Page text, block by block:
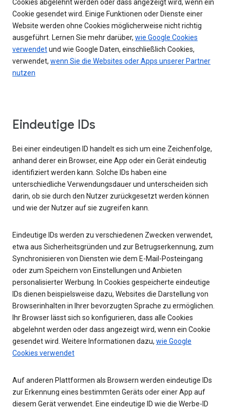
Cookies abgelehnt werden oder dass angezeigt wird, wenn ein
Cookie gesendet wird. Einige Funktionen oder Dienste einer
Website werden ohne Cookies möglicherweise nicht richtig
ausgeführt. Lernen Sie mehr darüber, wie Google Cookies
verwendetund wie Google Daten, einschließlich Cookies,
verwendet, wenn Sie die Websites oder Apps unserer Partner
nutzen
Eindeutige IDs
Bei einer eindeutigen ID handelt es sich um eine Zeichenfolge,
anhand derer ein Browser, eine App oder ein Gerät eindeutig
identifiziert werden kann. Solche IDs haben eine
unterschiedliche Verwendungsdauer und unterscheiden sich
darin, ob sie durch den Nutzer zurückgesetzt werden können
und wie der Nutzer auf sie zugreifen kann.
Eindeutige IDs werden zu verschiedenen Zwecken verwendet,
etwa aus Sicherheitsgründen und zur Betrugserkennung, zum
Synchronisieren von Diensten wie dem E-Mail-Posteingang
oder zum Speichern von Einstellungen und Anbieten
personalisierter Werbung. In Cookies gespeicherte eindeutige
IDs dienen beispielsweise dazu, Websites die Darstellung von
Browserinhalten in Ihrer bevorzugten Sprache zu ermöglichen.
Ihr Browser lässt sich so konfigurieren, dass alle Cookies
abgelehnt werden oder dass angezeigt wird, wenn ein Cookie
gesendet wird. Weitere Informationen dazu, wie Google
Cookies verwendet
Auf anderen Plattformen als Browsern werden eindeutige IDs
zur Erkennung eines bestimmten Geräts oder einer App auf
diesem Gerät verwendet. Eine eindeutige ID wie die Werbe-ID